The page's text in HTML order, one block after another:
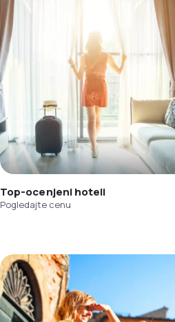
Top-ocenjeni hoteli
Pogledajte cenu